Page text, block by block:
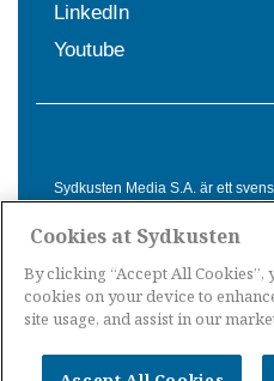
LinkedIn
Youtube
Sydkusten Media S.A. är ett
Spanien. Genom
informationsförmedling för
Cookies at Sydkusten
By clicking “Accept All Cookies”,
cookies on your device to
site usage, and assist in our